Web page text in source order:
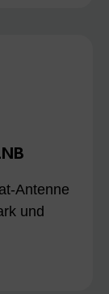
Antenne
und